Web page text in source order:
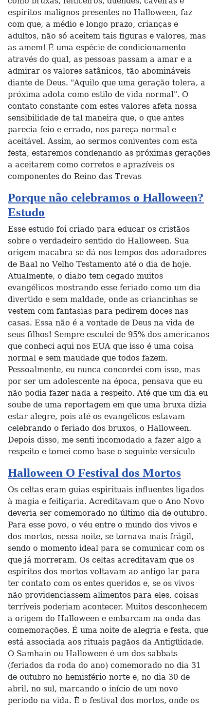
espíritos malignos presentes no Halloween, faz
com que, a médio e longo prazo, crianças e
adultos, não só aceitem tais figuras e valores, mas
as amem! É uma espécie de condicionamento
através do qual, as pessoas passam a amar e a
admirar os valores satânicos, tão abomináveis
diante de Deus. "Aquilo que uma geração tolera, a
próxima adota como estilo de vida normal". O
contato constante com estes valores afeta nossa
sensibilidade de tal maneira que, o que antes
parecia feio e errado, nos pareça normal e
aceitável. Assim, ao sermos coniventes com esta
festa, estaremos condenando as próximas gerações
a aceitarem como corretos e aprazíveis os
componentes do Reino das Trevas
Porque não celebramos o Halloween?
Estudo
Esse estudo foi criado para educar os cristãos
sobre o verdadeiro sentido do Halloween. Sua
origem macabra se dá nos tempos dos adoradores
de Baal no Velho Testamento até o dia de hoje.
Atualmente, o diabo tem cegado muitos
evangélicos mostrando esse feriado como um dia
divertido e sem maldade, onde as criancinhas se
vestem com fantasias para pedirem doces nas
casas. Essa não é a vontade de Deus na vida de
seus filhos! Sempre escutei de 95% dos americanos
que conheci aqui nos EUA que isso é uma coisa
normal e sem maudade que todos fazem.
Pessoalmente, eu nunca concordei com isso, mas
por ser um adolescente na época, pensava que eu
não podia fazer nada a respeito. Até que um dia eu
soube de uma reportagem em que uma bruxa dizia
estar alegre, pois até os evangélicos estavam
celebrando o feriado dos bruxos, o Halloween.
Depois disso, me senti incomodado a fazer algo a
respeito e tomei como base o seguinte versículo
Halloween O Festival dos Mortos
Os celtas eram guias espirituais influentes ligados
à magia e feitiçaria. Acreditavam que o Ano Novo
deveria ser comemorado no último dia de outubro.
Para esse povo, o véu entre o mundo dos vivos e
dos mortos, nessa noite, se tornava mais frágil,
sendo o momento ideal para se comunicar com os
que já morreram. Os celtas acreditavam que os
espíritos dos mortos voltavam ao antigo lar para
ter contato com os entes queridos e, se os vivos
não providenciassem alimentos para eles, coisas
terríveis poderiam acontecer. Muitos desconhecem
a origem do Halloween e embarcam na onda das
comemorações. É uma noite de alegria e festa, que
está associada aos rituais pagãos da Antigüidade.
O Samhain ou Halloween é um dos sabbats
(feriados da roda do ano) comemorado no dia 31
de outubro no hemisfério norte e, no dia 30 de
abril, no sul, marcando o início de um novo
período na vida. É o festival dos mortos, onde os